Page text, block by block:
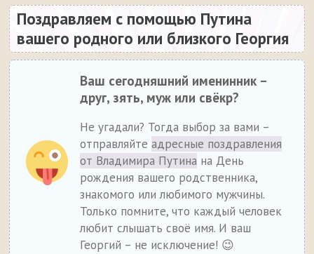
Поздравляем с помощью Путина
вашего родного или близкого Георгия
Ваш сегодняшний именинник –
друг, зять, муж или свёкр?
Не угадали? Тогда выбор за вами –
отправляйтеадресные поздравления
от Владимира Путина на День
рождения вашего родственника,
знакомого или любимого мужчины.
Только помните, что каждый человек
любит слышать своё имя. И ваш
Георгий – не исключение! 😉